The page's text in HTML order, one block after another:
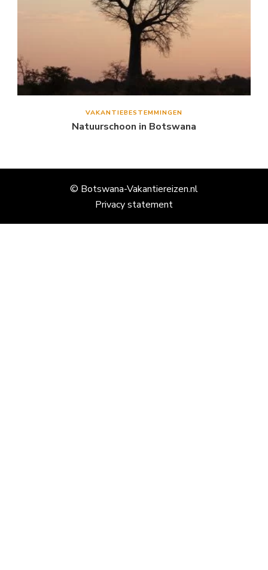
VAKANTIEBESTEMMINGEN
Natuurschoon in Botswana
© Botswana-Vakantiereizen.nl
Privacy statement